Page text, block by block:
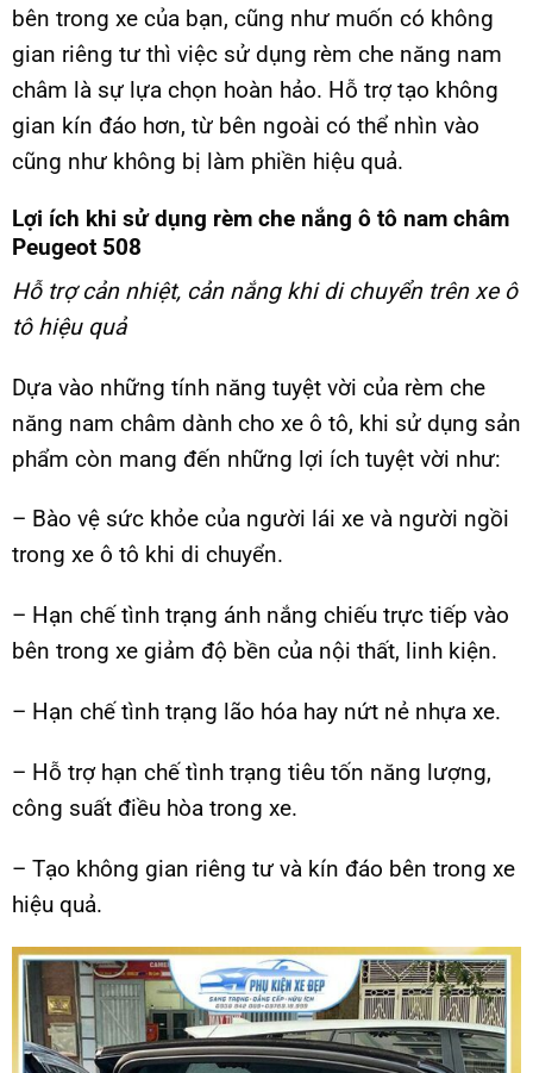
bên trong xe của bạn, cũng như muốn có không
gian riêng tư thì việc sử dụng rèm che năng nam
châm là sự lựa chọn hoàn hảo. Hỗ trợ tạo không
gian kín đáo hơn, từ bên ngoài có thể nhìn vào
cũng như không bị làm phiền hiệu quả.
Lợi ích khi sử dụng rèm che nắng ô tô nam châm
Peugeot 508
Hỗ trợ cản nhiệt, cản nắng khi di chuyển trên xe ô
tô hiệu quả
Dựa vào những tính năng tuyệt vời của rèm che
năng nam châm dành cho xe ô tô, khi sử dụng sản
phẩm còn mang đến những lợi ích tuyệt vời như:
– Bào vệ sức khỏe của người lái xe và người ngồi
trong xe ô tô khi di chuyển.
– Hạn chế tình trạng ánh nắng chiếu trực tiếp vào
bên trong xe giảm độ bền của nội thất, linh kiện.
– Hạn chế tình trạng lão hóa hay nứt nẻ nhựa xe.
– Hỗ trợ hạn chế tình trạng tiêu tốn năng lượng,
công suất điều hòa trong xe.
– Tạo không gian riêng tư và kín đáo bên trong xe
hiệu quả.